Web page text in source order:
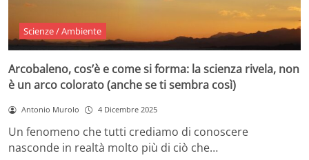
Scienze / Ambiente
Arcobaleno, cos’è e come si forma: la scienza rivela, non
è un arco colorato (anche se ti sembra così)
Antonio Murolo 4 Dicembre 2025
Un fenomeno che tutti crediamo di conoscere
nasconde in realtà molto più di ciò che…